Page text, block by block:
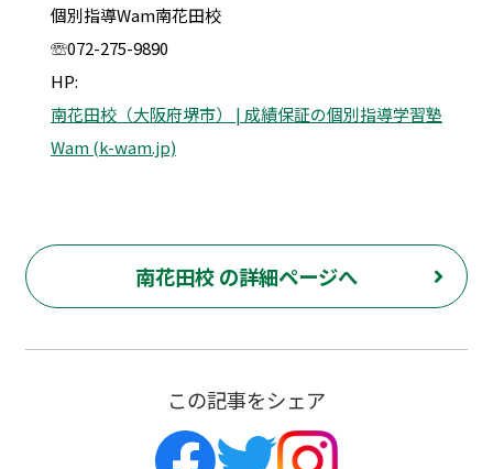
個別指導Wam南花田校
☏072-275-9890
HP:
南花田校（大阪府堺市） | 成績保証の個別指導学習塾
Wam (k-wam.jp)
南花田校 の詳細ページへ
この記事をシェア